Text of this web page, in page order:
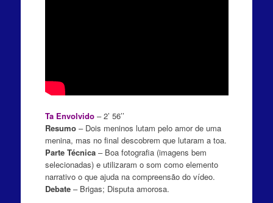
Ta Envolvido– 2’ 56’’
Resumo – Dois meninos lutam pelo amor de uma
menina, mas no final descobrem que lutaram a toa.
Parte Técnica– Boa fotografia (imagens bem
selecionadas) e utilizaram o som como elemento
narrativo o que ajuda na compreensão do vídeo.
Debate– Brigas; Disputa amorosa.